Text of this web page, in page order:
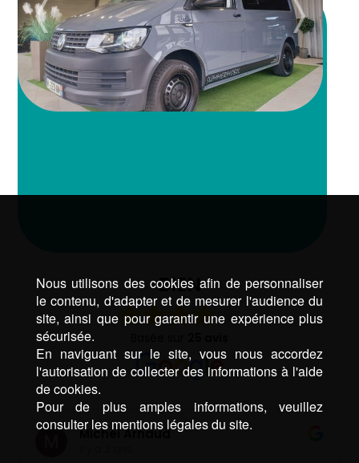
BIEN
Michel Arnaud
Nous utilisons des cookies afin de personnaliser
le contenu, d'adapter et de mesurer l'audience du
site, ainsi que pour garantir une expérience plus
sécurisée.
En naviguant sur le site, vous nous accordez
l'autorisation de collecter des informations à l'aide
de cookies.
Pour de plus amples informations, veuillez
consulter les mentions légales du site.